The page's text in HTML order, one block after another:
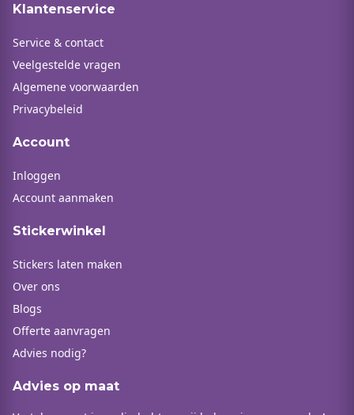
Klantenservice
Service & contact
Veelgestelde vragen
Algemene voorwaarden
Privacybeleid
Account
Inloggen
Account aanmaken
Stickerwinkel
Stickers laten maken
Over ons
Blogs
Offerte aanvragen
Advies nodig?
Advies op maat